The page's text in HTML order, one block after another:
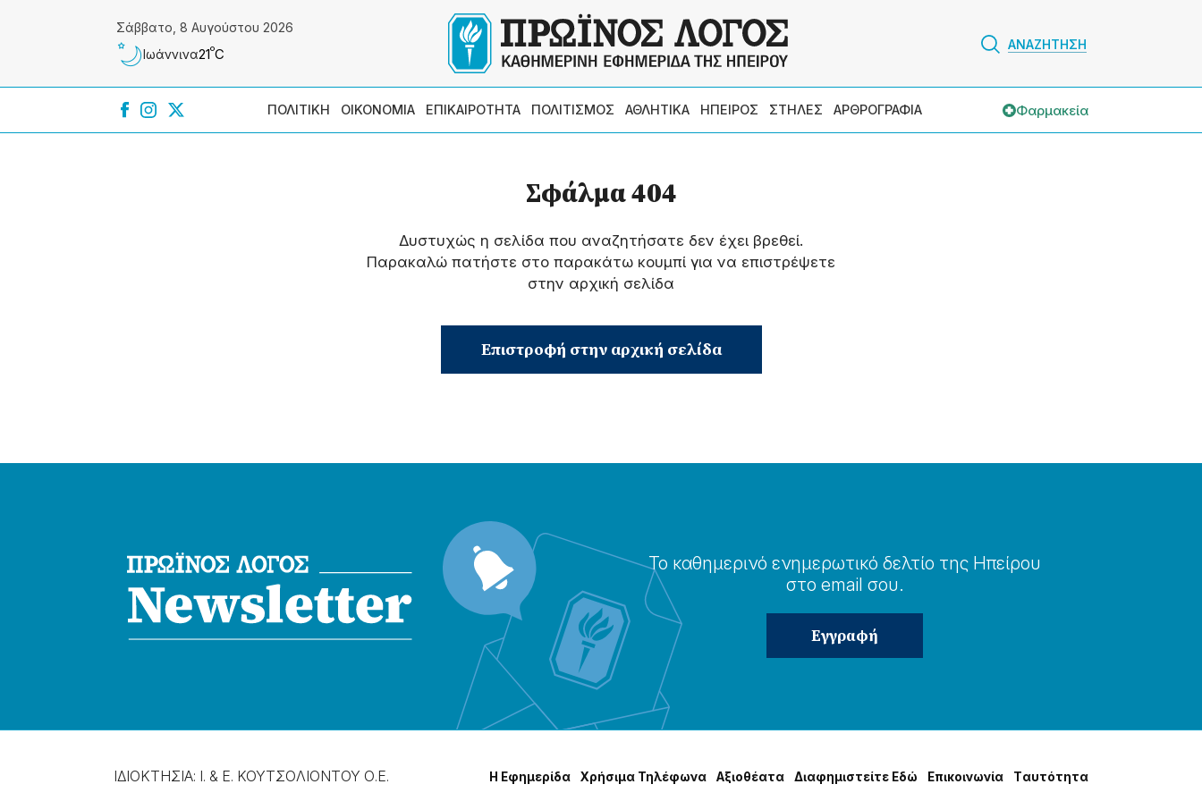
Σάββατο, 8 Αυγούστου 2026
Ιωάννɩνα21ºC
ΑΝΑΖΗΤΗΣΗ
ΠΟΛΙΤΙΚΗ ΟΙΚΟΝΟΜΙΑ ΕΠΙΚΑΙΡΟΤΗΤΑ ΠΟΛΙΤΙΣΜΟΣ ΑΘΛΗΤΙΚΑ ΗΠΕΙΡΟΣ ΣΤΗΛΕΣ ΑΡΘΡΟΓΡΑΦΙΑ Φαρμακεία
Σφάλμα 404
Δυστυχώς η σελίδα που αναζητήσατε δεν έχει βρεθεί.
Παρακαλώ πατήστε στο παρακάτω κουμπί για να επιστρέψετε
στην αρχική σελίδα
Επιστροφή στην αρχική σελίδα
Το καθημερɩνό ενημερωτɩκό δελτίο της Ηπείρου
στο email σου.
ΙΔΙΟΚΤΗΣΙΑ: Ι. & Ε. ΚΟΥΤΣΟΛΙΟΝΤΟΥ Ο.Ε. Η Εφημερίδα Χρήσɩμα Τηλέφωνα Αξɩοθέατα Δɩαφημɩστείτε Εδώ Επɩκοɩνωνία Tαυτότητα